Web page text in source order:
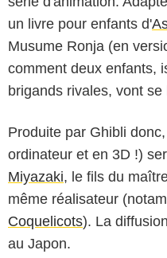
un livre pour enfants d'
Musume Ronja (en
comment deux enfants,
brigands rivales, vont se
Produite par Ghibli
ordinateur et en 3D !)
Miyazaki, le fils du
même réalisateur
Coquelicots). La
au Japon.